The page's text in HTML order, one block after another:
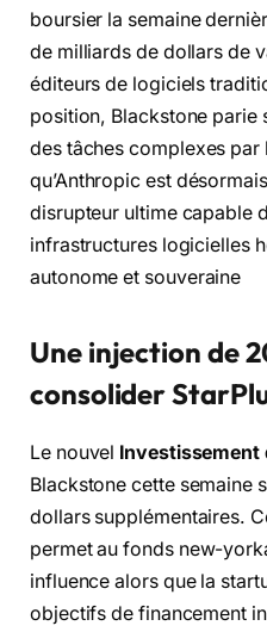
boursier la semaine
de milliards de dollars de
éditeurs de logiciels
position, Blackstone parie
des tâches complexes par
qu’Anthropic est
disrupteur ultime capable
infrastructures logicielles
autonome et souveraine
Une injection de
consolider
Le nouvel Investissement
Blackstone cette semaine
dollars supplémentaires.
permet au fonds new-
influence alors que la
objectifs de financement